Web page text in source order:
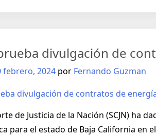
divulgación de
febrero, 2024 por Fernando Guzman
de Justicia de la Nación (SCJN) ha
para el estado de Baja California en